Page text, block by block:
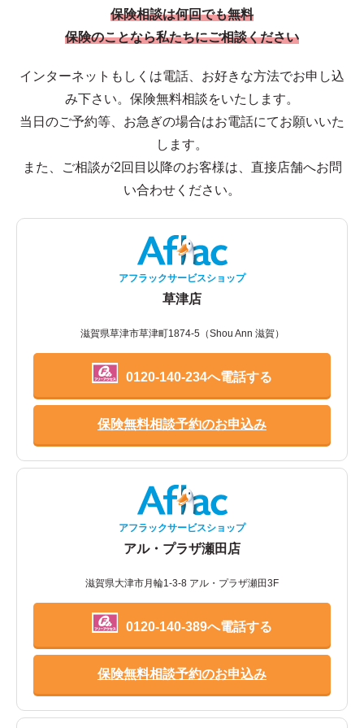
保険相談は何回でも無料
保険のことなら私たちにご相談ください
インターネットもしくは電話、お好きな方法でお申し込
み下さい。保険無料相談をいたします。
当日のご予約等、お急ぎの場合はお電話にてお願いいた
します。
また、ご相談が2回目以降のお客様は、直接店舗へお問
い合わせください。
アフラックサービスショップ
草津店
滋賀県草津市草津町1874-5（Shou Ann 滋賀）
0120-140-234へ電話する
保険無料相談予約のお申込み
アフラックサービスショップ
アル・プラザ瀬田店
滋賀県大津市月輪1-3-8 アル・プラザ瀬田3F
0120-140-389へ電話する
保険無料相談予約のお申込み